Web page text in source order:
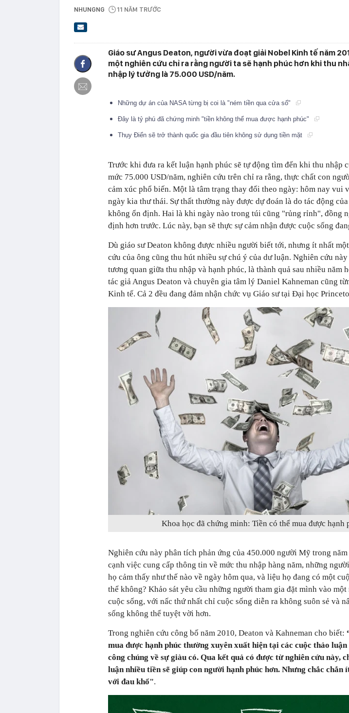
NHUNGNG 11 NĂM TRƯỚC
Giáo sư Angus Deaton, người vừa đoạt giải Nobel Kinh tế năm
một nghiên cứu chỉ ra rằng người ta sẽ hạnh phúc hơn khi thu
nhập lý tưởng là 75.000 USD/năm.
Những dự án của NASA từng bị coi là "ném tiền qua cửa sổ"
Đây là tỷ phú đã chứng minh "tiền không thể mua được hạnh phúc"
Thụy Điển sẽ trở thành quốc gia đầu tiên không sử dụng tiền mặt
Trước khi đưa ra kết luận hạnh phúc sẽ tự động tìm đến khi thu nhập
mức 75.000 USD/năm, nghiên cứu trên chỉ ra rằng, thực chất con
cảm xúc phổ biến. Một là tâm trạng thay đổi theo ngày: hôm nay vui
ngày kia thư thái. Sự thất thường này được dự đoán là do tác động
không ổn định. Hai là khi ngày nào trong túi cũng "rủng rỉnh", đồng
định hơn trước. Lúc này, bạn sẽ thực sự cảm nhận được cuộc sống
Dù giáo sư Deaton không được nhiều người biết tới, nhưng ít nhất
cứu của ông cũng thu hút nhiều sự chú ý của dư luận. Nghiên cứu
tương quan giữa thu nhập và hạnh phúc, là thành quả sau nhiều năm
tác giả Angus Deaton và chuyên gia tâm lý Daniel Kahneman cũng
Kinh tế. Cả 2 đều đang đảm nhận chức vụ Giáo sư tại Đại học
Khoa học đã chứng minh: Tiền có thể mua được hạnh
Nghiên cứu này phân tích phản ứng của 450.000 người Mỹ trong
cạnh việc cung cấp thông tin về mức thu nhập hàng năm, những
họ cảm thấy như thế nào về ngày hôm qua, và liệu họ đang có một
thể không? Khảo sát yêu cầu những người tham gia đặt mình vào một
cuộc sống, với nấc thứ nhất chỉ cuộc sống diễn ra không suôn sẻ và
sống không thể tuyệt vời hơn.
Trong nghiên cứu công bố năm 2010, Deaton và Kahneman cho biết:
mua được hạnh phúc thường xuyên xuất hiện tại các cuộc thảo
công chúng về sự giàu có. Qua kết quả có được từ nghiên cứu này,
luận nhiều tiền sẽ giúp con người hạnh phúc hơn. Nhưng chắc chắn
với đau khổ".